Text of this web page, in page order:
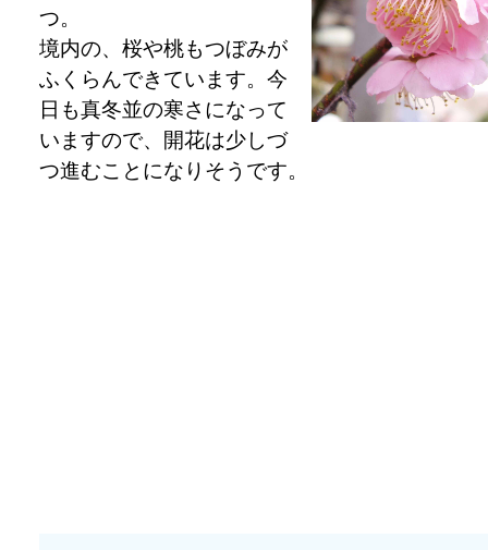
つ。
境内の、桜や桃もつぼみが
ふくらんできています。今
日も真冬並の寒さになって
いますので、開花は少しづ
つ進むことになりそうです。